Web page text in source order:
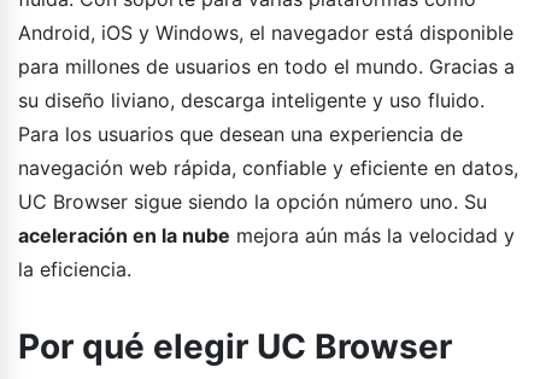
Android, iOS y Windows, el navegador está disponible
para millones de usuarios en todo el mundo. Gracias a
su diseño liviano, descarga inteligente y uso fluido.
Para los usuarios que desean una experiencia de
navegación web rápida, confiable y eficiente en datos,
UC Browser sigue siendo la opción número uno. Su
aceleración en la nube mejora aún más la velocidad y
la eficiencia.
Por qué elegir UC Browser